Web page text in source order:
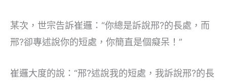
某次，世宗告訴崔邏：“你總是訴說邢?的長處，而
邢?卻專述說你的短處，你簡直是個癡呆！”
崔邏大度的說：“邢?述說我的短處，我訴說邢?的長